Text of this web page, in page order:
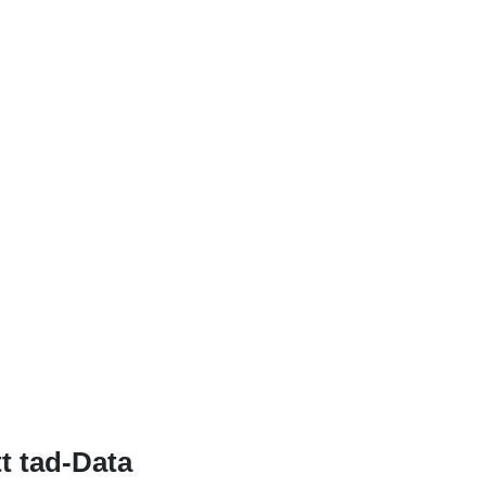
tad-Data